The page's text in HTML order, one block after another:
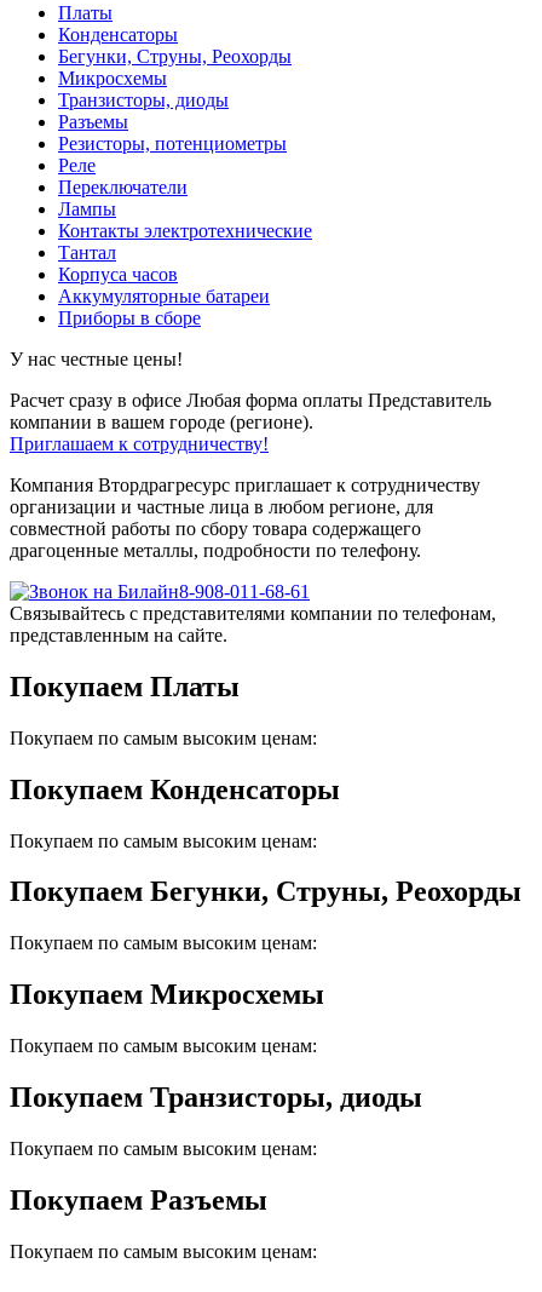
Платы
Конденсаторы
Бегунки, Струны, Реохорды
Микросхемы
Транзисторы, диоды
Разъемы
Резисторы, потенциометры
Реле
Переключатели
Лампы
Контакты электротехнические
Тантал
Корпуса часов
Аккумуляторные батареи
Приборы в сборе
У нас честные цены!
Расчет сразу в офисе Любая форма оплаты Представитель
компании в вашем городе (регионе).
Приглашаем к сотрудничеству!
Компания Втордрагресурс приглашает к сотрудничеству
организации и частные лица в любом регионе, для
совместной работы по сбору товара содержащего
драгоценные металлы, подробности по телефону.
8-908-011-68-61
Связывайтесь с представителями компании по телефонам,
представленным на сайте.
Покупаем Платы
Покупаем по самым высоким ценам:
Покупаем Конденсаторы
Покупаем по самым высоким ценам:
Покупаем Бегунки, Струны, Реохорды
Покупаем по самым высоким ценам:
Покупаем Микросхемы
Покупаем по самым высоким ценам:
Покупаем Транзисторы, диоды
Покупаем по самым высоким ценам:
Покупаем Разъемы
Покупаем по самым высоким ценам: